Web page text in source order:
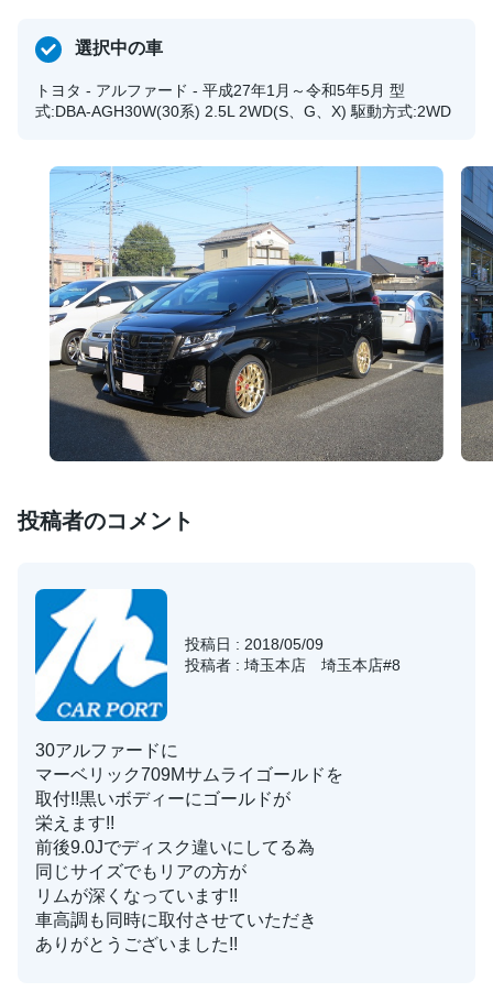
選択中の車
トヨタ - アルファード - 平成27年1月～令和5年5月 型
式:DBA-AGH30W(30系) 2.5L 2WD(S、G、X) 駆動方式:2WD
投稿者のコメント
投稿日 : 2018/05/09
投稿者 : 埼玉本店 埼玉本店#8
30アルファードに
マーベリック709Mサムライゴールドを
取付!!黒いボディーにゴールドが
栄えます!!
前後9.0Jでディスク違いにしてる為
同じサイズでもリアの方が
リムが深くなっています!!
車高調も同時に取付させていただき
ありがとうございました!!